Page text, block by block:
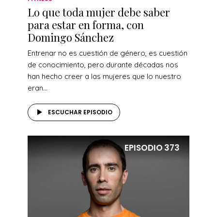
Lo que toda mujer debe saber
para estar en forma, con
Domingo Sánchez
Entrenar no es cuestión de género, es cuestión
de conocimiento, pero durante décadas nos
han hecho creer a las mujeres que lo nuestro
eran...
ESCUCHAR EPISODIO
EPISODIO373